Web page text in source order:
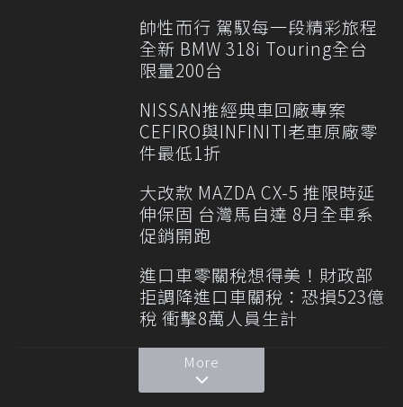
帥性而行 駕馭每一段精彩旅程
全新 BMW 318i Touring全台
限量200台
NISSAN推經典車回廠專案
CEFIRO與INFINITI老車原廠零
件最低1折
大改款 MAZDA CX-5 推限時延
伸保固 台灣馬自達 8月全車系
促銷開跑
進口車零關稅想得美！財政部
拒調降進口車關稅：恐損523億
稅 衝擊8萬人員生計
More